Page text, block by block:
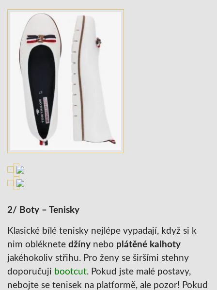
2/ Boty – Tenisky
Klasické bílé tenisky nejlépe vypadají, když si k
nim obléknete džíny nebo plátěné kalhoty
jakéhokoliv střihu. Pro ženy se širšími stehny
doporučuji bootcut. Pokud jste malé postavy,
nebojte se tenisek na platformě, ale pozor! Pokud